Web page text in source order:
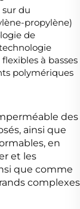
du
propylène)
de
à basses
polymériques
des
ainsi que
en
et les
que comme
complexes